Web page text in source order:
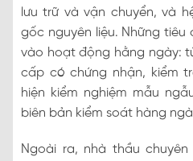
lưu trữ và vận chuyển, và
gốc nguyên liệu. Những
vào hoạt động hằng ngày:
cấp có chứng nhận, kiểm
hiện kiểm nghiệm mẫu
biên bản kiểm soát hàng
Ngoài ra, nhà thầu